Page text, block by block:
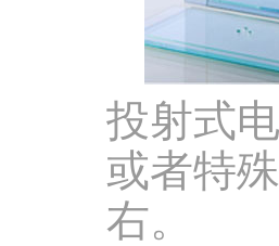
投射式
或者特
右。